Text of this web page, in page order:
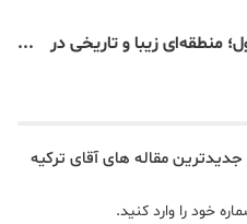
منطقه‌ای زیبا و تاریخی در
جدیدترین مقاله های آقای ترکیه
خود را وارد کنید.